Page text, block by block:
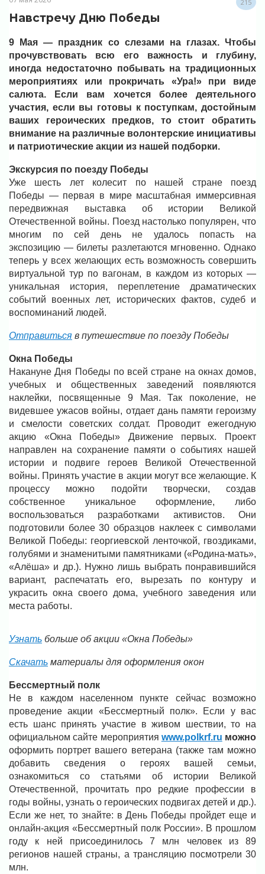
215
Навстречу Дню Победы
9 Мая — праздник со слезами на глазах. Чтобы
прочувствовать всю его важность и глубину,
иногда недостаточно побывать на традиционных
мероприятиях или прокричать «Ура!» при виде
салюта. Если вам хочется более деятельного
участия, если вы готовы к поступкам, достойным
ваших героических предков, то стоит обратить
внимание на различные волонтерские инициативы
и патриотические акции из нашей подборки.
Экскурсия по поезду Победы
Уже шесть лет колесит по нашей стране поезд
Победы — первая в мире масштабная иммерсивная
передвижная выставка об истории Великой
Отечественной войны. Поезд настолько популярен, что
многим по сей день не удалось попасть на
экспозицию — билеты разлетаются мгновенно. Однако
теперь у всех желающих есть возможность совершить
виртуальной тур по вагонам, в каждом из которых —
уникальная история, переплетение драматических
событий военных лет, исторических фактов, судеб и
воспоминаний людей.
Отправиться в путешествие по поезду Победы
Окна Победы
Накануне Дня Победы по всей стране на окнах домов,
учебных и общественных заведений появляются
наклейки, посвященные 9 Мая. Так поколение, не
видевшее ужасов войны, отдает дань памяти героизму
и смелости советских солдат. Проводит ежегодную
акцию «Окна Победы» Движение первых. Проект
направлен на сохранение памяти о событиях нашей
истории и подвиге героев Великой Отечественной
войны. Принять участие в акции могут все желающие. К
процессу можно подойти творчески, создав
собственное уникальное оформление, либо
воспользоваться разработками активистов. Они
подготовили более 30 образцов наклеек с символами
Великой Победы: георгиевской ленточкой, гвоздиками,
голубями и знаменитыми памятниками («Родина-мать»,
«Алёша» и др.). Нужно лишь выбрать понравившийся
вариант, распечатать его, вырезать по контуру и
украсить окна своего дома, учебного заведения или
места работы.
Узнать больше об акции «Окна Победы»
Скачать материалы для оформления окон
Бессмертный полк
Не в каждом населенном пункте сейчас возможно
проведение акции «Бессмертный полк». Если у вас
есть шанс принять участие в живом шествии, то на
официальном сайте мероприятия www.polkrf.ru можно
оформить портрет вашего ветерана (также там можно
добавить сведения о героях вашей семьи,
ознакомиться со статьями об истории Великой
Отечественной, прочитать про редкие профессии в
годы войны, узнать о героических подвигах детей и др.).
Если же нет, то знайте: в День Победы пройдет еще и
онлайн-акция «Бессмертный полк России». В прошлом
году к ней присоединилось 7 млн человек из 89
регионов нашей страны, а трансляцию посмотрели 30
млн.